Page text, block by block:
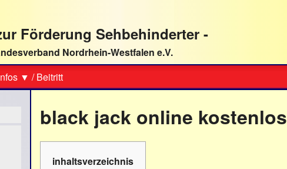
Förderung Sehbehinderter -
Nordrhein-Westfalen e.V.
▼ /Beitritt
black jack online kostenlos
inhaltsverzeichnis